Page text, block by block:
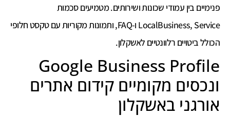
פנימיים בין עמודי שכונות ושירותים. מטמיעים סכמות
LocalBusiness, Service ו-FAQ, ותמונות מקוריות עם טקסט חלופי
הכולל ביטויים רלוונטיים לאשקלון.
Google Business Profile
ונכסים מקומיים קידום אתרים
אורגני באשקלון